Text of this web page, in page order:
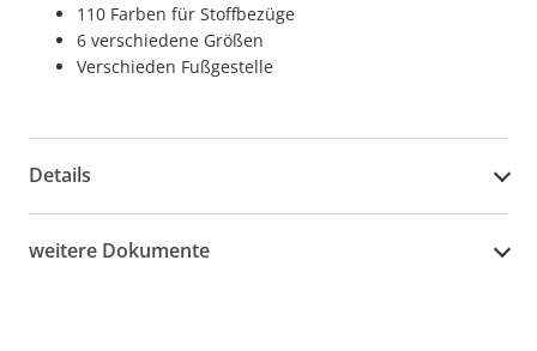
110 Farben für Stoffbezüge
6 verschiedene Größen
Verschieden Fußgestelle
Details
weitere Dokumente